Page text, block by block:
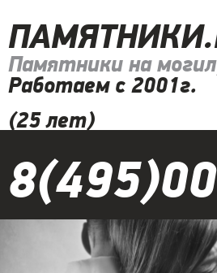
Памятники на
Работаем с 2001г.
(25 лет)